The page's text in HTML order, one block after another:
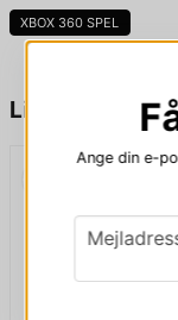
Liknande
XBOX 360 SPEL
Ange din e-
email